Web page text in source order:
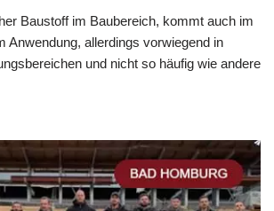
Baustoff im Baubereich, kommt auch im
Anwendung, allerdings vorwiegend in
und nicht so häufig wie andere